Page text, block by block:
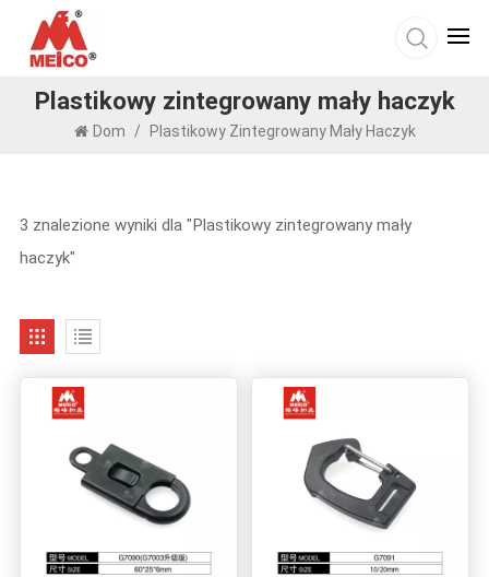
Plastikowy zintegrowany mały haczyk
Dom / Plastikowy Zintegrowany Mały Haczyk
3 znalezione wyniki dla "Plastikowy zintegrowany mały
haczyk"